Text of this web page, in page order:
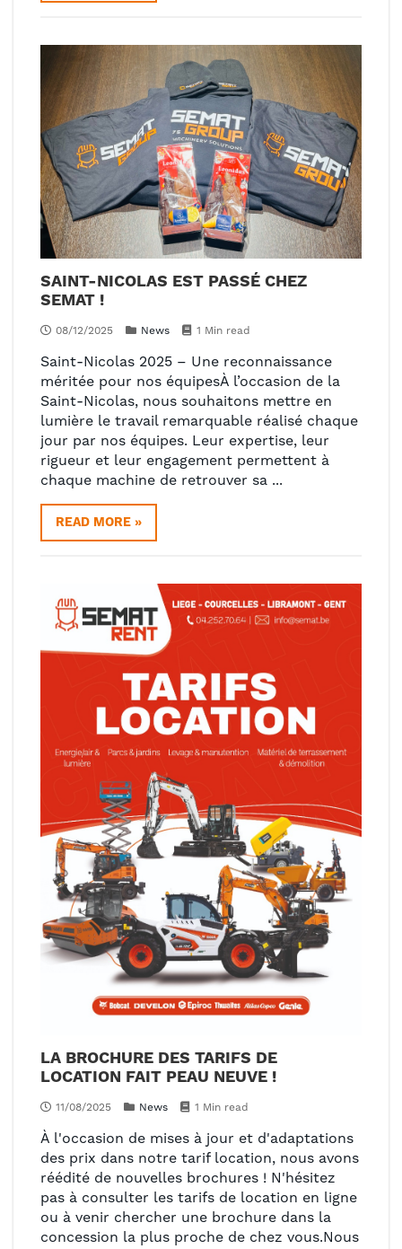
SAINT-NICOLAS EST PASSÉ CHEZ
SEMAT !
08/12/2025 News 1 Min read
Saint-Nicolas 2025 – Une reconnaissance
méritée pour nos équipesÀ l’occasion de la
Saint-Nicolas, nous souhaitons mettre en
lumière le travail remarquable réalisé chaque
jour par nos équipes. Leur expertise, leur
rigueur et leur engagement permettent à
chaque machine de retrouver sa ...
READ MORE »
LA BROCHURE DES TARIFS DE
LOCATION FAIT PEAU NEUVE !
11/08/2025 News 1 Min read
À l'occasion de mises à jour et d'adaptations
des prix dans notre tarif location, nous avons
réédité de nouvelles brochures ! N'hésitez
pas à consulter les tarifs de location en ligne
ou à venir chercher une brochure dans la
concession la plus proche de chez vous.Nous